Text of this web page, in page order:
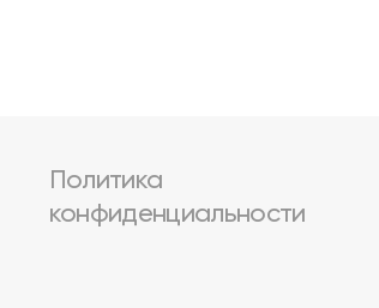
Политика
конфиденциальности